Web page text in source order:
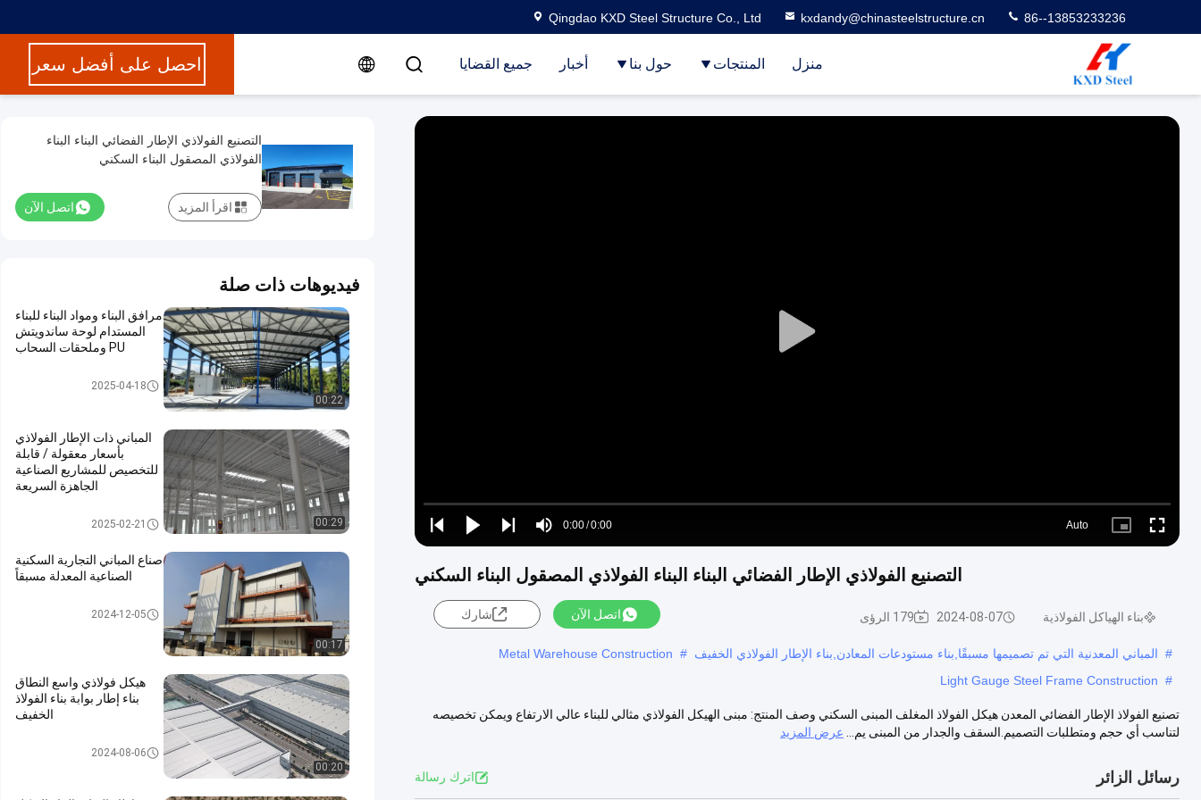
Qingdao KXD Steel Structure Co., Ltd kxdandy@chinasteelstructure.cn 86--13853233236
منزل المنتجات حول بنا أخبار جميع القضايا احصل على أفضل سعر
Play
Play
Play
Play
Mute
Time
0:00/0:00
Loaded:
0%
Auto
Picture- Fullscreen
التصنيع الفولاذي الإطار الفضائي البناء البناء الفولاذي المصقول البناء السكني
بناء الهياكل الفولاذية 2024-08-07 179 الرؤى اتصل الآن شارك
# المباني المعدنية التي تم تصميمها مسبقًا,بناء مستودعات المعادن,بناء الإطار الفولاذي الخفيف #
Metal Warehouse Construction
#
Light Gauge Steel Frame Construction
تصنيع الفولاذ الإطار الفضائي المعدن هيكل الفولاذ المغلف المبنى السكني وصف المنتج: مبنى الهيكل الفولاذي مثالي للبناء عالي الارتفاع ويمكن تخصيصه
لتناسب أي حجم ومتطلبات التصميم.السقف والجدار من المبنى يم...
عرض المزيد
رسائل الزائر اترك رسالة
التصنيع الفولاذي الإطار الفضائي البناء البناء
الفولاذي المصقول البناء السكني
اتصل الآن اقرأ المزيد
فيديوهات ذات صلة
00:22
مرافق البناء ومواد البناء للبناء
المستدام لوحة ساندويتش
PU وملحقات السحاب
بناء الهياكل الفولاذية2025-04-18
00:29
المباني ذات الإطار الفولاذي
بأسعار معقولة / قابلة
للتخصيص للمشاريع الصناعية
الجاهزة السريعة
2025-02-21
00:17
صناع المباني التجارية السكنية
الصناعية المعدلة مسبقاً
بناء الهياكل الفولاذية2024-12-05
00:20
هيكل فولاذي واسع النطاق
بناء إطار بوابة بناء الفولاذ
الخفيف
بناء الهياكل الفولاذية2024-08-06